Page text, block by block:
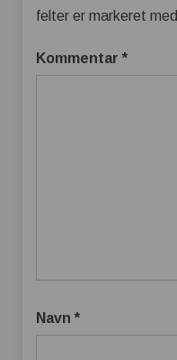
felter er markeret med
Kommentar *
Navn *